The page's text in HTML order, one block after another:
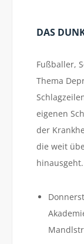
DAS
Fußballer,
Thema
eigenen
der
die weit
hinausgeht.